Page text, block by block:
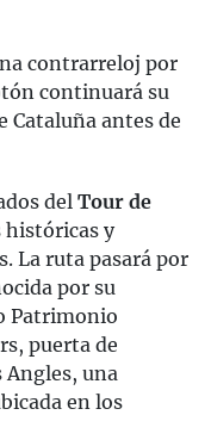
contrarreloj por
continuará su
antes de
del Tour de
históricas y
La ruta pasará por
por su
Patrimonio
puerta de
una
en los